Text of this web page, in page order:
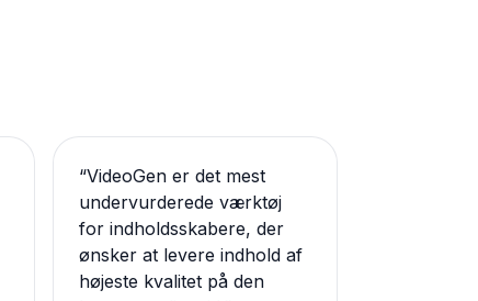
“VideoGen er det mest
undervurderede værktøj
for indholdsskabere, der
ønsker at levere indhold af
højeste kvalitet på den